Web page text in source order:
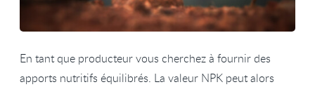
En tant que producteur vous cherchez à fournir des
apports nutritifs équilibrés. La valeur NPK peut alors